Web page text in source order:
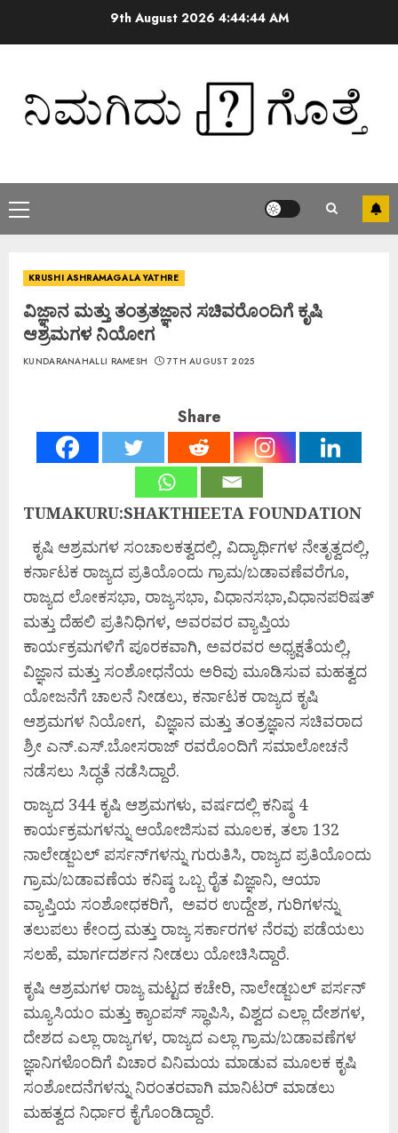
9th August 2026 4:44:45 AM
KRUSHI ASHRAMAGALA YATHRE
ವಿಜ್ಞಾನ ಮತ್ತು ತಂತ್ರತಜ್ಞಾನ ಸಚಿವರೊಂದಿಗೆ ಕೃಷಿ
ಆಶ್ರಮಗಳ ನಿಯೋಗ
KUNDARANAHALLI RAMESH 7TH AUGUST 2025
Share
TUMAKURU:SHAKTHIEETA FOUNDATION
ಕೃಷಿ ಆಶ್ರಮಗಳ ಸಂಚಾಲಕತ್ವದಲ್ಲಿ, ವಿದ್ಯಾರ್ಥಿಗಳ ನೇತೃತ್ವದಲ್ಲಿ,
ಕರ್ನಾಟಕ ರಾಜ್ಯದ ಪ್ರತಿಯೊಂದು ಗ್ರಾಮ/ಬಡಾವಣೆವರೆಗೂ,
ರಾಜ್ಯದ ಲೋಕಸಭಾ, ರಾಜ್ಯಸಭಾ, ವಿಧಾನಸಭಾ,ವಿಧಾನಪರಿಷತ್
ಮತ್ತು ದೆಹಲಿ ಪ್ರತಿನಿಧಿಗಳ, ಅವರವರ ವ್ಯಾಪ್ತಿಯ
ಕಾರ್ಯಕ್ರಮಗಳಿಗೆ ಪೂರಕವಾಗಿ, ಅವರವರ ಅಧ್ಯಕ್ಷತೆಯಲ್ಲಿ,
ವಿಜ್ಞಾನ ಮತ್ತು ಸಂಶೋಧನೆಯ ಅರಿವು ಮೂಡಿಸುವ ಮಹತ್ವದ
ಯೋಜನೆಗೆ ಚಾಲನೆ ನೀಡಲು, ಕರ್ನಾಟಕ ರಾಜ್ಯದ ಕೃಷಿ
ಆಶ್ರಮಗಳ ನಿಯೋಗ, ವಿಜ್ಞಾನ ಮತ್ತು ತಂತ್ರಜ್ಞಾನ ಸಚಿವರಾದ
ಶ್ರೀ ಎನ್.ಎಸ್.ಬೋಸರಾಜ್ ರವರೊಂದಿಗೆ ಸಮಾಲೋಚನೆ
ನಡೆಸಲು ಸಿದ್ಧತೆ ನಡೆಸಿದ್ದಾರೆ.
ರಾಜ್ಯದ 344 ಕೃಷಿ ಆಶ್ರಮಗಳು, ವರ್ಷದಲ್ಲಿ ಕನಿಷ್ಠ 4
ಕಾರ್ಯಕ್ರಮಗಳನ್ನು ಆಯೋಜಿಸುವ ಮೂಲಕ, ತಲಾ 132
ನಾಲೇಡ್ಜಬಲ್ ಪರ್ಸನ್‍ಗಳನ್ನು ಗುರುತಿಸಿ, ರಾಜ್ಯದ ಪ್ರತಿಯೊಂದು
ಗ್ರಾಮ/ಬಡಾವಣೆಯ ಕನಿಷ್ಠ ಒಬ್ಬ ರೈತ ವಿಜ್ಞಾನಿ, ಆಯಾ
ವ್ಯಾಪ್ತಿಯ ಸಂಶೋಧಕರಿಗೆ, ಅವರ ಉದ್ದೇಶ, ಗುರಿಗಳನ್ನು
ತಲುಪಲು ಕೇಂದ್ರ ಮತ್ತು ರಾಜ್ಯ ಸರ್ಕಾರಗಳ ನೆರವು ಪಡೆಯಲು
ಸಲಹೆ, ಮಾರ್ಗದರ್ಶನ ನೀಡಲು ಯೋಚಿಸಿದ್ದಾರೆ.
ಕೃಷಿ ಆಶ್ರಮಗಳ ರಾಜ್ಯ ಮಟ್ಟದ ಕಚೇರಿ, ನಾಲೇಡ್ಜಬಲ್ ಪರ್ಸನ್
ಮ್ಯೂಸಿಯಂ ಮತ್ತು ಕ್ಯಾಂಪಸ್ ಸ್ಥಾಪಿಸಿ, ವಿಶ್ವದ ಎಲ್ಲಾ ದೇಶಗಳ,
ದೇಶದ ಎಲ್ಲಾ ರಾಜ್ಯಗಳ, ರಾಜ್ಯದ ಎಲ್ಲಾ ಗ್ರಾಮ/ಬಡಾವಣೆಗಳ
ಜ್ಞಾನಿಗಳೊಂದಿಗೆ ವಿಚಾರ ವಿನಿಮಯ ಮಾಡುವ ಮೂಲಕ ಕೃಷಿ
ಸಂಶೋದನೆಗಳನ್ನು ನಿರಂತರವಾಗಿ ಮಾನಿಟರ್ ಮಾಡಲು
ಮಹತ್ವದ ನಿರ್ಧಾರ ಕೈಗೊಂಡಿದ್ದಾರೆ.